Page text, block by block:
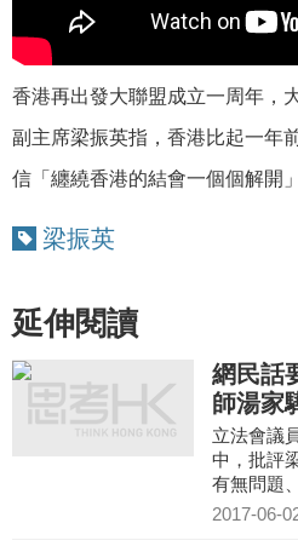
香港再出發大聯盟成立一周年，
副主席梁振英指，香港比起一年
信「纏繞香港的結會一個個解開」
梁振英
延伸閱讀
網民話
師湯家
立法會議
中，批評
有無問題
告到?前立
2017-06-